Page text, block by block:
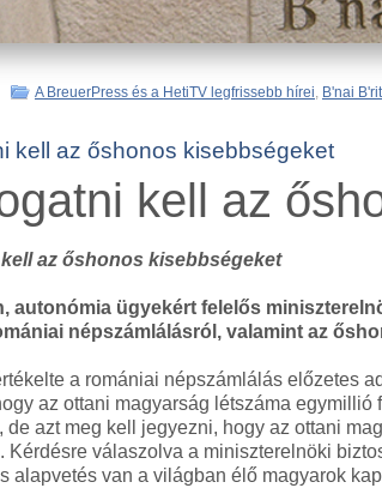
A BreuerPress és a HetiTV legfrissebb hírei, B'nai
kell az őshonos kisebbségeket
kell az
az őshonos kisebbségeket
autonómia ügyekért felelős
népszámlálásról, valamint az
a romániai népszámlálás előzetes
az ottani magyarság létszáma
de azt meg kell jegyezni, hogy az ottani
Kérdésre válaszolva a miniszterelnöki
alapvetés van a világban élő magyarok